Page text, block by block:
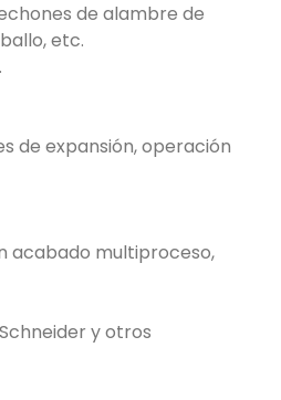
de alambre de
etc.
de expansión, operación
acabado multiproceso,
y otros